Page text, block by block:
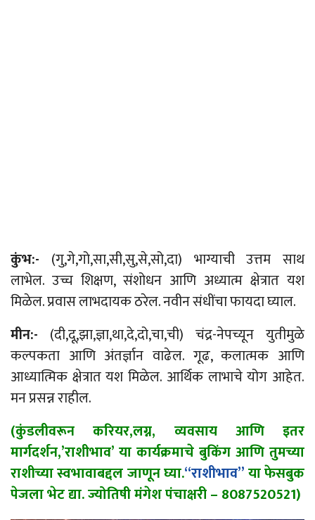
कुंभ:- (गु,गे,गो,सा,सी,सु,से,सो,दा) भाग्याची उत्तम साथ
लाभेल. उच्च शिक्षण, संशोधन आणि अध्यात्म क्षेत्रात यश
मिळेल. प्रवास लाभदायक ठरेल. नवीन संधींचा फायदा घ्याल.
मीन:- (दी,दू,झा,ज्ञा,था,दे,दो,चा,ची) चंद्र-नेपच्यून युतीमुळे
कल्पकता आणि अंतर्ज्ञान वाढेल. गूढ, कलात्मक आणि
आध्यात्मिक क्षेत्रात यश मिळेल. आर्थिक लाभाचे योग आहेत.
मन प्रसन्न राहील.
(कुंडलीवरून करियर,लग्न, व्यवसाय आणि इतर
मार्गदर्शन,’राशीभाव’ या कार्यक्रमाचे बुकिंग आणि तुमच्या
राशीच्या स्वभावाबद्दल जाणून घ्या.“राशीभाव”या फेसबुक
पेजला भेट द्या. ज्योतिषी मंगेश पंचाक्षरी – 8087520521)